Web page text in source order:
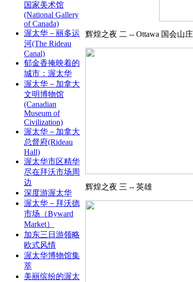
国家美术馆
(National Gallery
of Canada)
渥太华－丽多运
河(The Rideau
Canal)
郁金香掩映着的
城市：渥太华
渥太华－加拿大
文明博物馆
(Canadian
Museum of
Civilization)
渥太华－加拿大
总督府(Rideau
Hall)
渥太华市区精华
尽在拜沃市场周
边
深度游渥太华
渥太华－拜沃德
市场（Byward
Market）
加东三日游领略
欧式风情
渥太华博物馆集
萃
美丽缤纷的渥太
辉煌之夜 二 -- Ottawa 国会山庄
辉煌之夜 三 -- 英雄